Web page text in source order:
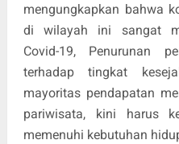
mengungkapkan bahwa
di wilayah ini sangat
Covid-19, Penurunan
terhadap tingkat
mayoritas pendapatan
pariwisata, kini harus
memenuhi kebutuhan